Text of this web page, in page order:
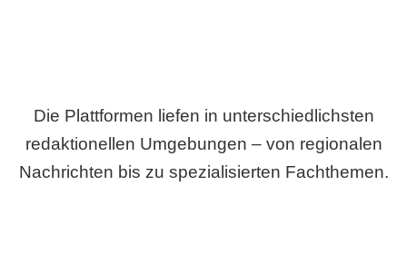
Die Plattformen liefen in unterschiedlichsten
redaktionellen Umgebungen – von regionalen
Nachrichten bis zu spezialisierten Fachthemen.